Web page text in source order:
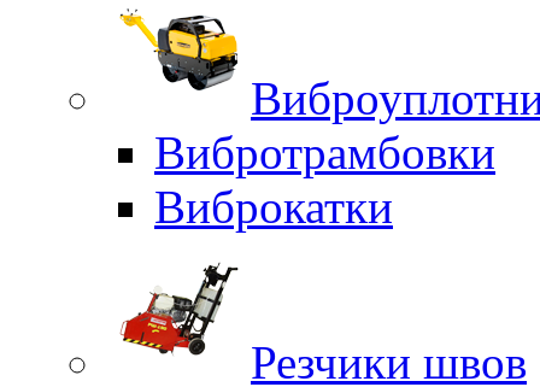
Вибротрамбовки
Виброкатки
Резчики швов